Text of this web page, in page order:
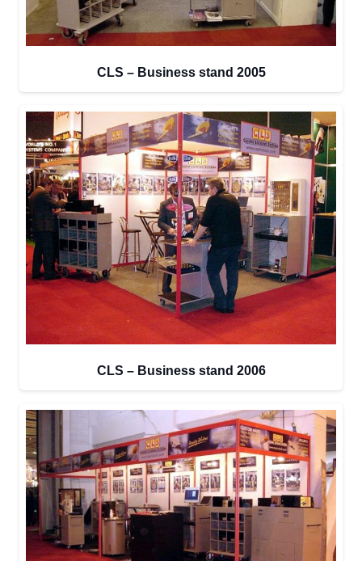
CLS – Business stand 2005
CLS – Business stand 2006